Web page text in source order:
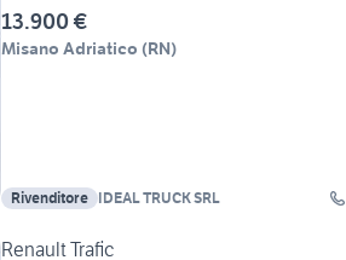
13.900 €
Misano Adriatico (RN)
Rivenditore IDEAL TRUCK SRL
Renault Trafic